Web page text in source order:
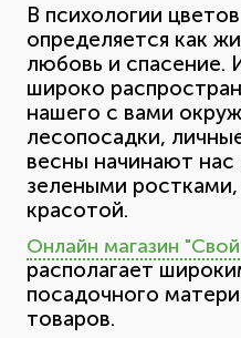
В психологии
определяется как
любовь и спасение.
широко
нашего с вами
лесопосадки,
весны начинают
зелеными
красотой.
Онлайн магазин
располагает
посадочного
товаров.